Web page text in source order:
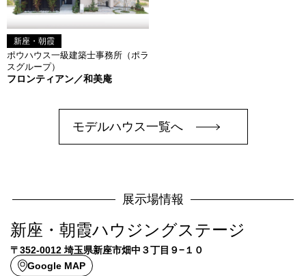
新座・朝霞
ポウハウス一級建築士事務所（ポラ
スグループ）
フロンティアン／和美庵
モデルハウス一覧へ
展示場情報
新座・朝霞ハウジングステージ
〒352-0012 埼玉県新座市畑中３丁目９−１０
Google MAP